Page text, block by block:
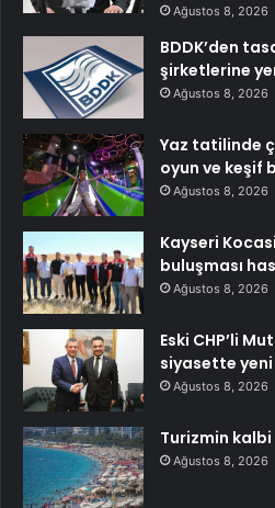
Ağustos 8, 2026
BDDK’den
şirketlerine
Ağustos 8, 2026
Yaz tatilinde
oyun ve keşif
Ağustos 8, 2026
Kayseri
buluşması
Ağustos 8, 2026
Eski CHP’li
siyasette
Ağustos 8, 2026
Turizmin kalbi
Ağustos 8, 2026